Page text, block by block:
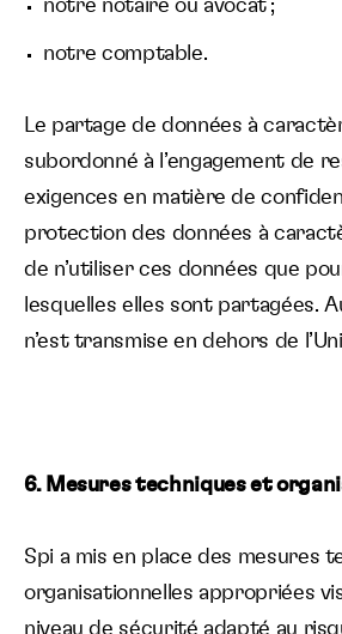
notre notaire ou avocat ;
notre comptable.
Le partage de données à
subordonné à l’engagement de
exigences en matière de
protection des données à
de n’utiliser ces données que
lesquelles elles sont partagées.
n’est transmise en dehors de
6. Mesures techniques et
Spi a mis en place des mesures
organisationnelles appropriées
niveau de sécurité adapté au